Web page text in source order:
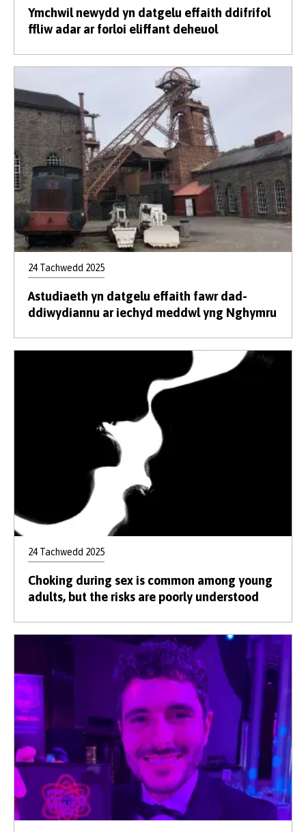
Ymchwil newydd yn datgelu effaith ddifrifol
ffliw adar ar forloi eliffant deheuol
24 Tachwedd 2025
Astudiaeth yn datgelu effaith fawr dad-
ddiwydiannu ar iechyd meddwl yng Nghymru
24 Tachwedd 2025
Choking during sex is common among young
adults, but the risks are poorly understood